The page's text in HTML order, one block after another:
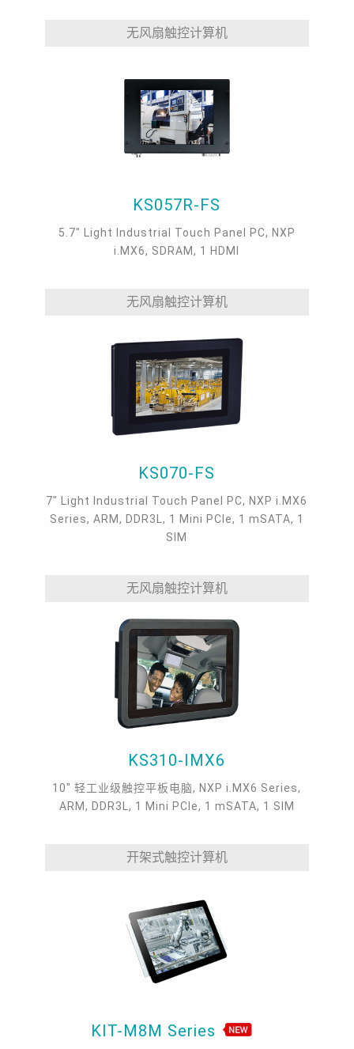
无风扇触控计算机
KS057R-FS
5.7" Light Industrial Touch Panel PC, NXP
i.MX6, SDRAM, 1 HDMI
无风扇触控计算机
KS070-FS
7" Light Industrial Touch Panel PC, NXP i.MX6
Series, ARM, DDR3L, 1 Mini PCIe, 1 mSATA, 1
SIM
无风扇触控计算机
KS310-IMX6
10" 轻工业级触控平板电脑, NXP i.MX6 Series,
ARM, DDR3L, 1 Mini PCIe, 1 mSATA, 1 SIM
开架式触控计算机
KIT-M8M Series